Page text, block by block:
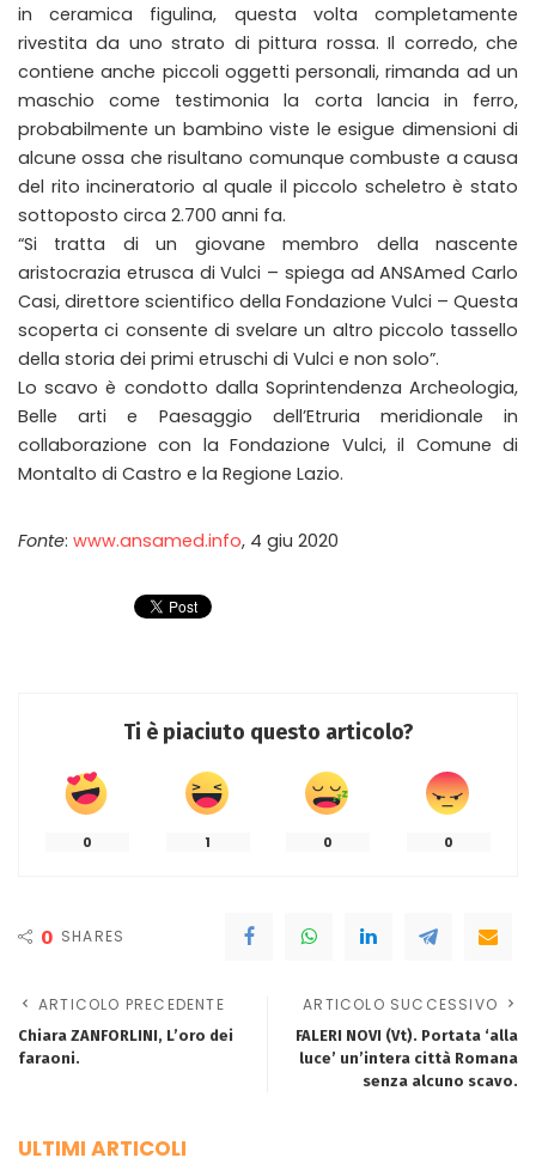
in ceramica figulina, questa volta completamente
rivestita da uno strato di pittura rossa. Il corredo, che
contiene anche piccoli oggetti personali, rimanda ad un
maschio come testimonia la corta lancia in ferro,
probabilmente un bambino viste le esigue dimensioni di
alcune ossa che risultano comunque combuste a causa
del rito incineratorio al quale il piccolo scheletro è stato
sottoposto circa 2.700 anni fa.
“Si tratta di un giovane membro della nascente
aristocrazia etrusca di Vulci – spiega ad ANSAmed Carlo
Casi, direttore scientifico della Fondazione Vulci – Questa
scoperta ci consente di svelare un altro piccolo tassello
della storia dei primi etruschi di Vulci e non solo”.
Lo scavo è condotto dalla Soprintendenza Archeologia,
Belle arti e Paesaggio dell’Etruria meridionale in
collaborazione con la Fondazione Vulci, il Comune di
Montalto di Castro e la Regione Lazio.
Fonte: www.ansamed.info, 4 giu 2020
Ti è piaciuto questo articolo?
0 1 0 0
0 SHARES
ARTICOLO PRECEDENTE
Chiara ZANFORLINI, L’oro dei
faraoni.
ARTICOLO SUCCESSIVO
FALERI NOVI (Vt). Portata ‘alla
luce’ un’intera città Romana
senza alcuno scavo.
ULTIMI ARTICOLI